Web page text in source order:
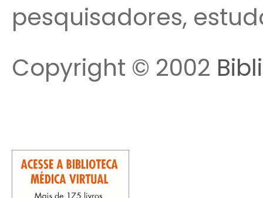
pesquisadores,
Copyright © 2002